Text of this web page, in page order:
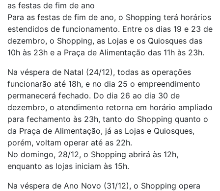
as festas de fim de ano
Para as festas de fim de ano, o Shopping terá horários
estendidos de funcionamento. Entre os dias 19 e 23 de
dezembro, o Shopping, as Lojas e os Quiosques das
10h às 23h e a Praça de Alimentação das 11h às 23h.
Na véspera de Natal (24/12), todas as operações
funcionarão até 18h, e no dia 25 o empreendimento
permanecerá fechado. Do dia 26 ao dia 30 de
dezembro, o atendimento retorna em horário ampliado
para fechamento às 23h, tanto do Shopping quanto o
da Praça de Alimentação, já as Lojas e Quiosques,
porém, voltam operar até as 22h.
No domingo, 28/12, o Shopping abrirá às 12h,
enquanto as lojas iniciam às 15h.
Na véspera de Ano Novo (31/12), o Shopping opera